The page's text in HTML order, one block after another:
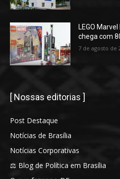
LEGO
chega com
7 de agosto de
[ Nossas editorias ]
Post Destaque
Notícias de Brasília
Notícias Corporativas
⚖️ Blog de Política em Brasília